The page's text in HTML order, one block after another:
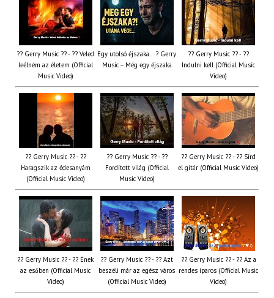
?? Gerry Music ?? - ?? Veled
leélném az életem (Official
Music Video)
Egy utolsó éjszaka… ? Gerry
Music – Még egy éjszaka
?? Gerry Music ?? - ??
Indulni kell (Official Music
Video)
?? Gerry Music ?? - ??
Haragszik az édesanyám
(Official Music Video)
?? Gerry Music ?? - ??
Fordított világ (Official
Music Video)
?? Gerry Music ?? - ?? Sírd
el gitár (Official Music Video)
?? Gerry Music ?? - ?? Ének
az esőben (Official Music
Video)
?? Gerry Music ?? - ?? Azt
beszéli már az egész város
(Official Music Video)
?? Gerry Music ?? - ?? Az a
rendes iparos (Official Music
Video)